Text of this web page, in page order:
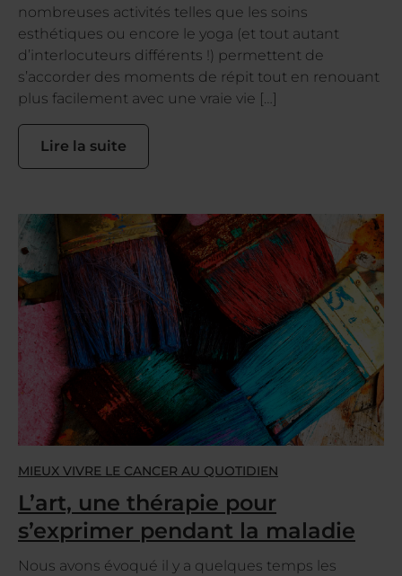
nombreuses activités telles que les soins
esthétiques ou encore le yoga (et tout autant
d’interlocuteurs différents !) permettent de
s’accorder des moments de répit tout en renouant
plus facilement avec une vraie vie […]
Lire la suite
MIEUX VIVRE LE CANCER AU QUOTIDIEN
L’art, une thérapie pour
s’exprimer pendant la maladie
Nous avons évoqué il y a quelques temps les